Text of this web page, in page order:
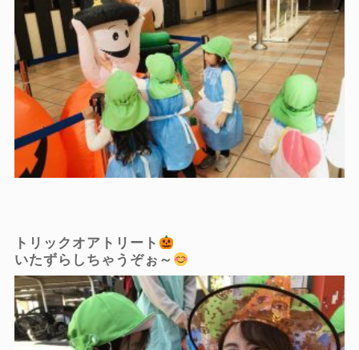
トリックオアトリート
いたずらしちゃうぞぉ～